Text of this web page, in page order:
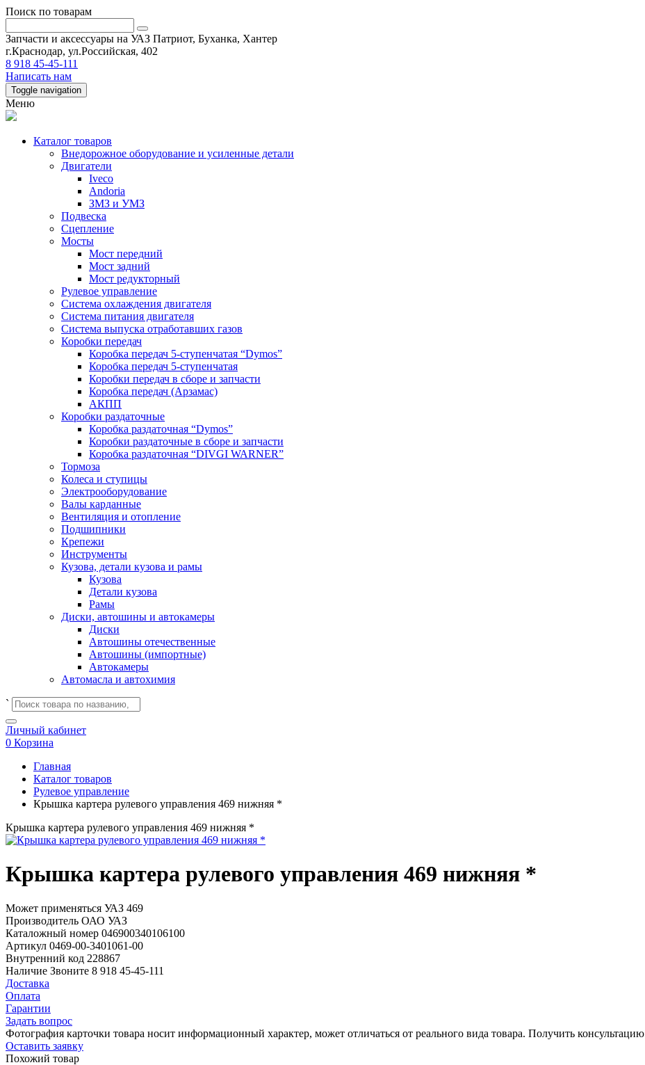
Поиск по товарам
Запчасти и аксессуары на УАЗ Патриот, Буханка, Хантер
г.Краснодар, ул.Российская, 402
8 918 45-45-111
Написать нам
Toggle navigation
Меню
Каталог товаров
Внедорожное оборудование и усиленные детали
Двигатели
Iveco
Andoria
ЗМЗ и УМЗ
Подвеска
Сцепление
Мосты
Мост передний
Мост задний
Мост редукторный
Рулевое управление
Система охлаждения двигателя
Система питания двигателя
Система выпуска отработавших газов
Коробки передач
Коробка передач 5-ступенчатая “Dymos”
Коробка передач 5-ступенчатая
Коробки передач в сборе и запчасти
Коробка передач (Арзамас)
АКПП
Коробки раздаточные
Коробка раздаточная “Dymos”
Коробки раздаточные в сборе и запчасти
Коробка раздаточная “DIVGI WARNER”
Тормоза
Колеса и ступицы
Электрооборудование
Валы карданные
Вентиляция и отопление
Подшипники
Крепежи
Инструменты
Кузова, детали кузова и рамы
Кузова
Детали кузова
Рамы
Диски, автошины и автокамеры
Диски
Автошины отечественные
Автошины (импортные)
Автокамеры
Автомасла и автохимия
`
Личный кабинет
0 Корзина
Главная
Каталог товаров
Рулевое управление
Крышка картера рулевого управления 469 нижняя *
Крышка картера рулевого управления 469 нижняя *
Крышка картера рулевого управления 469 нижняя *
Может применяться УАЗ 469
Производитель ОАО УАЗ
Каталожный номер 046900340106100
Артикул 0469-00-3401061-00
Внутренний код 228867
Наличие Звоните 8 918 45-45-111
Доставка
Оплата
Гарантии
Задать вопрос
Фотография карточки товара носит информационный характер, может отличаться от реального вида товара. Получить
Оставить заявку
Похожий товар